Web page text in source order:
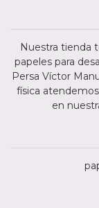
Nuestra tienda
papeles para
Persa Víctor
física
en